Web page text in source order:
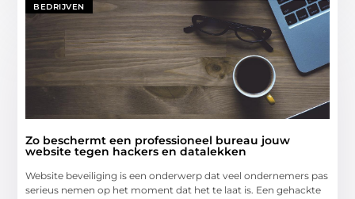
BEDRIJVEN
Zo beschermt een professioneel bureau jouw
website tegen hackers en datalekken
Website beveiliging is een onderwerp dat veel ondernemers pas
serieus nemen op het moment dat het te laat is. Een gehackte